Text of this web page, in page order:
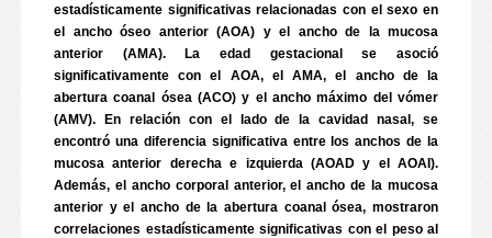
estadísticamente significativas relacionadas con el sexo en
el ancho óseo anterior (AOA) y el ancho de la mucosa
anterior (AMA). La edad gestacional se asoció
significativamente con el AOA, el AMA, el ancho de la
abertura coanal ósea (ACO) y el ancho máximo del vómer
(AMV). En relación con el lado de la cavidad nasal, se
encontró una diferencia significativa entre los anchos de la
mucosa anterior derecha e izquierda (AOAD y el AOAI).
Además, el ancho corporal anterior, el ancho de la mucosa
anterior y el ancho de la abertura coanal ósea, mostraron
correlaciones estadísticamente significativas con el peso al